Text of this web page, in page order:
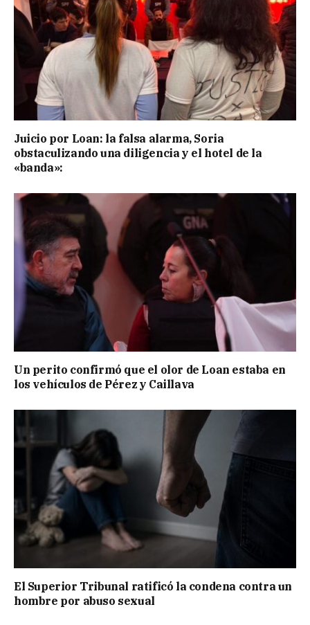
Juicio por Loan: la falsa alarma, Soria
obstaculizando una diligencia y el hotel de la
«banda»:
Un perito confirmó que el olor de Loan estaba en
los vehículos de Pérez y Caillava
El Superior Tribunal ratificó la condena contra un
hombre por abuso sexual